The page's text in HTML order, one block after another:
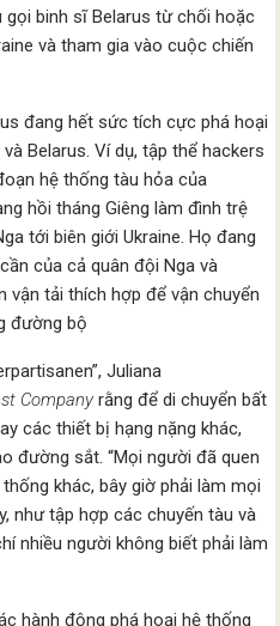
gọi binh sĩ Belarus từ chối hoặc
và tham gia vào cuộc chiến
đang hết sức tích cực phá hoại
Belarus. Ví dụ, tập thể hackers
hệ thống tàu hỏa của
hồi tháng Giêng làm đình trệ
tới biên giới Ukraine. Họ đang
của cả quân đội Nga và
vận tải thích hợp để vận chuyển
đường bộ
Juliana
Company rằng để di chuyển bất
các thiết bị hạng nặng khác,
đường sắt. “Mọi người đã quen
khác, bây giờ phải làm mọi
như tập hợp các chuyến tàu và
nhiều người không biết phải làm
hành động phá hoại hệ thống